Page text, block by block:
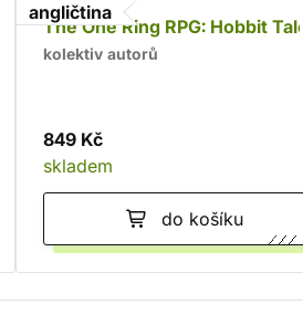
angličtina
The One Ring RPG: Hobbit
kolektiv autorů
849 Kč
skladem
do košíku